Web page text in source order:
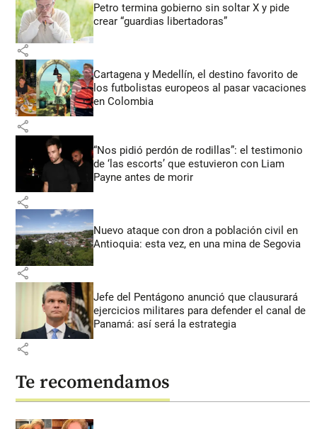
Petro termina gobierno sin soltar X y pide
crear “guardias libertadoras”
share
Cartagena y Medellín, el destino favorito de
los futbolistas europeos al pasar vacaciones
en Colombia
share
“Nos pidió perdón de rodillas”: el testimonio
de ‘las escorts’ que estuvieron con Liam
Payne antes de morir
share
Nuevo ataque con dron a población civil en
Antioquia: esta vez, en una mina de Segovia
share
Jefe del Pentágono anunció que clausurará
ejercicios militares para defender el canal de
Panamá: así será la estrategia
share
Te recomendamos